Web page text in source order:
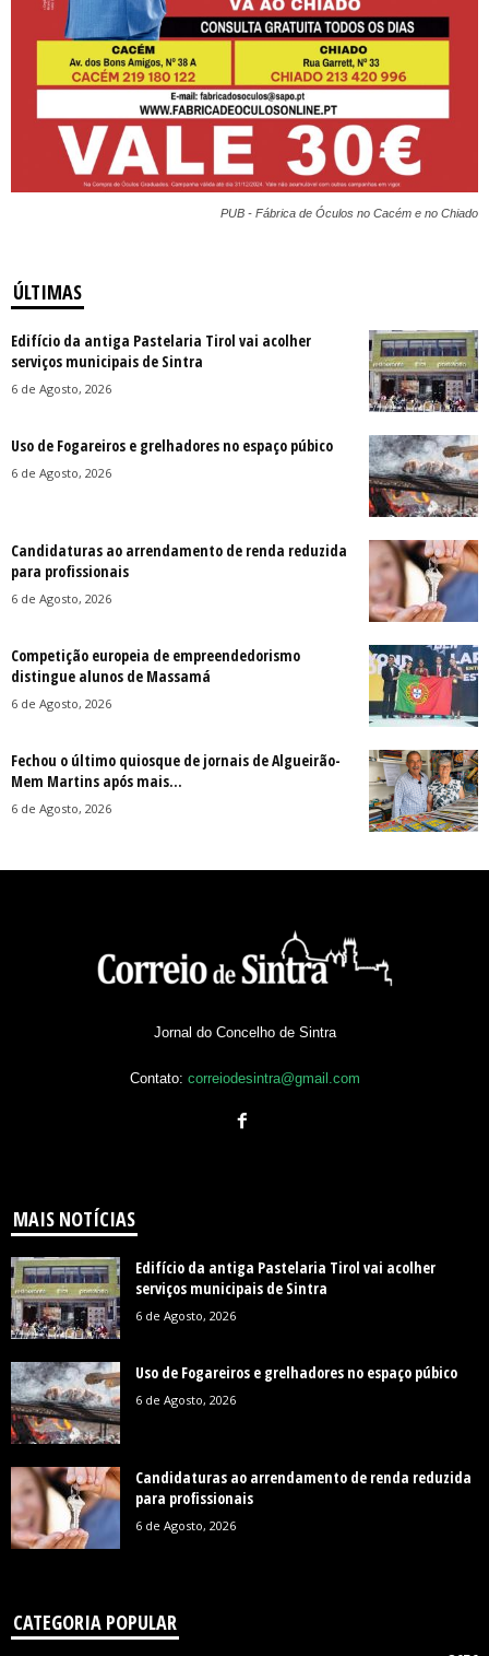
PUB - Fábrica de Óculos no Cacém e no Chiado
ÚLTIMAS
Edifício da antiga Pastelaria Tirol vai acolher
serviços municipais de Sintra
6 de Agosto, 2026
Uso de Fogareiros e grelhadores no espaço púbico
6 de Agosto, 2026
Candidaturas ao arrendamento de renda reduzida
para profissionais
6 de Agosto, 2026
Competição europeia de empreendedorismo
distingue alunos de Massamá
6 de Agosto, 2026
Fechou o último quiosque de jornais de Algueirão-
Mem Martins após mais...
6 de Agosto, 2026
Jornal do Concelho de Sintra
Contato: correiodesintra@gmail.com
MAIS NOTÍCIAS
Edifício da antiga Pastelaria Tirol vai acolher
serviços municipais de Sintra
6 de Agosto, 2026
Uso de Fogareiros e grelhadores no espaço púbico
6 de Agosto, 2026
Candidaturas ao arrendamento de renda reduzida
para profissionais
6 de Agosto, 2026
CATEGORIA POPULAR